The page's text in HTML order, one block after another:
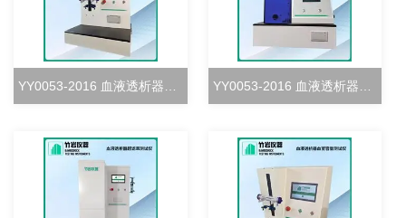
YY0053-2016 血液透析器血室密合度测试仪 YY0053-2016 血液透析器清除率测试仪